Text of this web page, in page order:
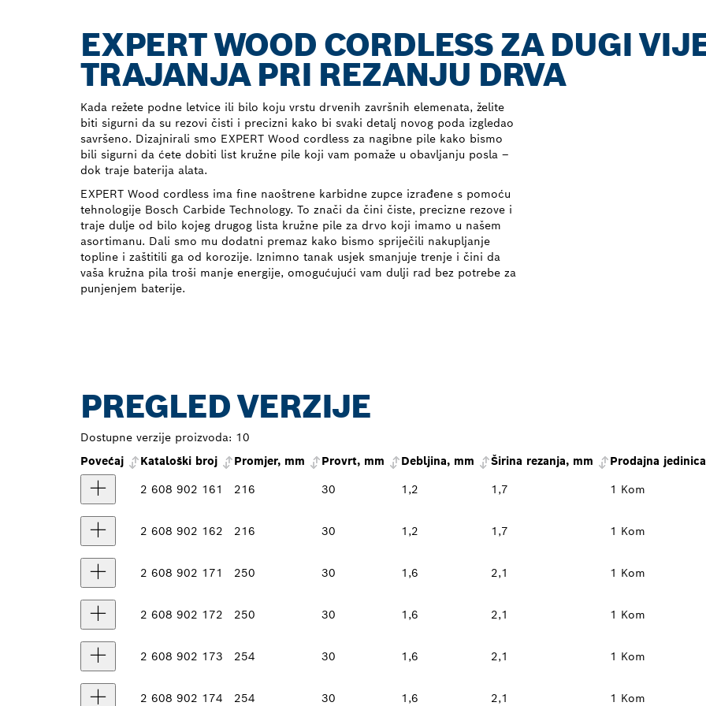
EXPERT WOOD CORDLESS ZA DUGI
TRAJANJA PRI REZANJU DRVA
Kada režete podne letvice ili bilo koju vrstu drvenih završnih elemenata, želite
biti sigurni da su rezovi čisti i precizni kako bi svaki detalj novog poda izgledao
savršeno. Dizajnirali smo EXPERT Wood cordless za nagibne pile kako bismo
bili sigurni da ćete dobiti list kružne pile koji vam pomaže u obavljanju posla –
dok traje baterija alata.
EXPERT Wood cordless ima fine naoštrene karbidne zupce izrađene s pomoću
tehnologije Bosch Carbide Technology. To znači da čini čiste, precizne rezove i
traje dulje od bilo kojeg drugog lista kružne pile za drvo koji imamo u našem
asortimanu. Dali smo mu dodatni premaz kako bismo spriječili nakupljanje
topline i zaštitili ga od korozije. Iznimno tanak usjek smanjuje trenje i čini da
vaša kružna pila troši manje energije, omogućujući vam dulji rad bez potrebe za
punjenjem baterije.
PREGLED VERZIJE
Dostupne verzije proizvoda: 10
Povećaj
Kataloški broj Promjer, mm Provrt, mm Debljina, mm Širina rezanja, mm
Prodajna jedinica
2 608 902 161
216 30 1,2 1,7 1 Kom
2 608 902 162 216 30 1,2 1,7 1 Kom
2 608 902 171 250 30 1,6 2,1 1 Kom
2 608 902 172 250 30 1,6 2,1 1 Kom
2 608 902 173 254 30 1,6 2,1 1 Kom
2 608 902 174 254 30 1,6 2,1 1 Kom